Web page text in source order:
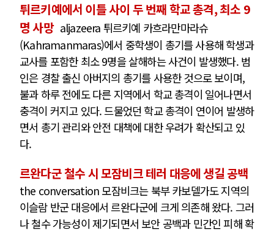
튀르키예에서 이틀 사이 두 번째 학교 총격, 최소 9
명 사망 aljazeera 튀르키예 카흐라만마라슈
(Kahramanmaras)에서 중학생이 총기를 사용해 학생과
교사를 포함한 최소 9명을 살해하는 사건이 발생했다. 범
인은 경찰 출신 아버지의 총기를 사용한 것으로 보이며,
불과 하루 전에도 다른 지역에서 학교 총격이 일어나면서
충격이 커지고 있다. 드물었던 학교 총격이 연이어 발생하
면서 총기 관리와 안전 대책에 대한 우려가 확산되고 있
다.
르완다군 철수 시 모잠비크 테러 대응에 생길 공백
the conversation 모잠비크는 북부 카보델가도 지역의
이슬람 반군 대응에서 르완다군에 크게 의존해 왔다. 그러
나 철수 가능성이 제기되면서 보안 공백과 민간인 피해 확